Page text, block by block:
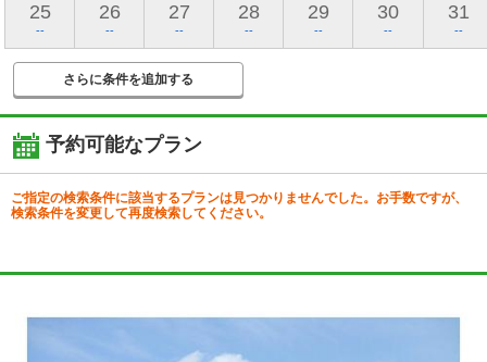
25
--
26
--
27
--
28
--
29
--
30
--
31
--
さらに条件を追加する
予約可能なプラン
ご指定の検索条件に該当するプランは見つかりませんでした。お手数ですが、
検索条件を変更して再度検索してください。